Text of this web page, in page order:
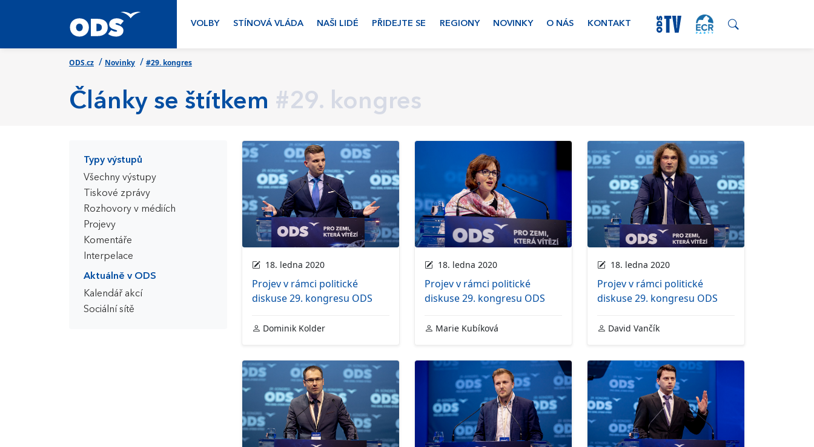
VOLBY STÍNOVÁ VLÁDA NAŠI LIDÉ PŘIDEJTE SE REGIONY NOVINKY O NÁS KONTAKT
ODS.cz / Novinky / #29. kongres
Články se štítkem #29. kongres
Typy výstupů
Všechny výstupy
Tiskové zprávy
Rozhovory v médiích
Projevy
Komentáře
Interpelace
Aktuálně v ODS
Kalendář akcí
Sociální sítě
18. ledna 2020
Projev v rámci politické
diskuse 29. kongresu ODS
Dominik Kolder
18. ledna 2020
Projev v rámci politické
diskuse 29. kongresu ODS
Marie Kubíková
18. ledna 2020
Projev v rámci politické
diskuse 29. kongresu ODS
David Vančík